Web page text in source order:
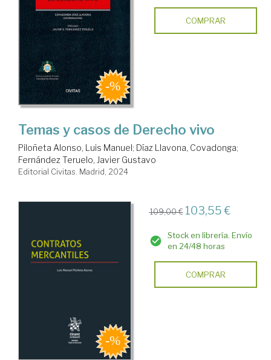
COMPRAR
Temas y casos de Derecho vivo
Piloñeta Alonso, Luis Manuel; Díaz Llavona, Covadonga;
Fernández Teruelo, Javier Gustavo
Editorial Civitas. Madrid, 2024
109,00 € 103,55 €
Stock en librería. Envío
en 24/48 horas
COMPRAR